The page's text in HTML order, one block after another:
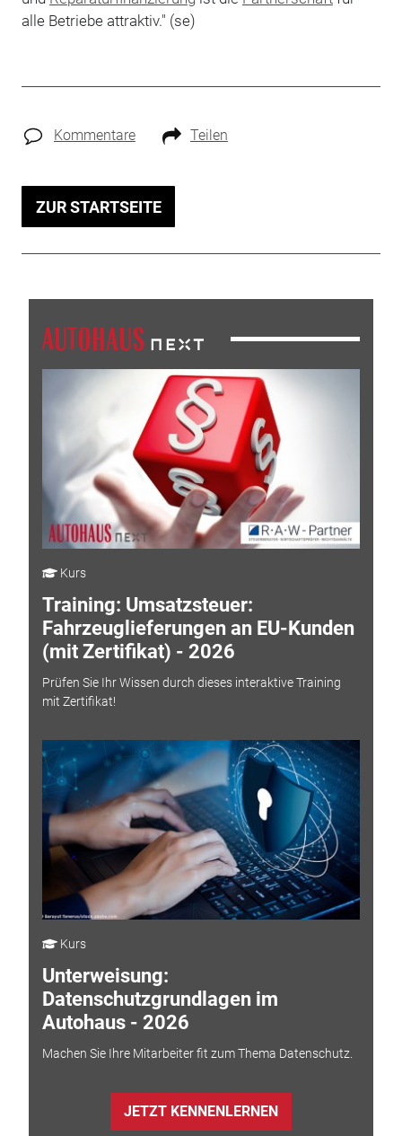
alle Betriebe attraktiv." (se)
Kommentare Teilen
ZUR STARTSEITE
Kurs
Training: Umsatzsteuer:
Fahrzeuglieferungen an EU-Kunden
(mit Zertifikat) - 2026
Prüfen Sie Ihr Wissen durch dieses interaktive Training
mit Zertifikat!
Kurs
Unterweisung:
Datenschutzgrundlagen im
Autohaus - 2026
Machen Sie Ihre Mitarbeiter fit zum Thema Datenschutz.
JETZT KENNENLERNEN